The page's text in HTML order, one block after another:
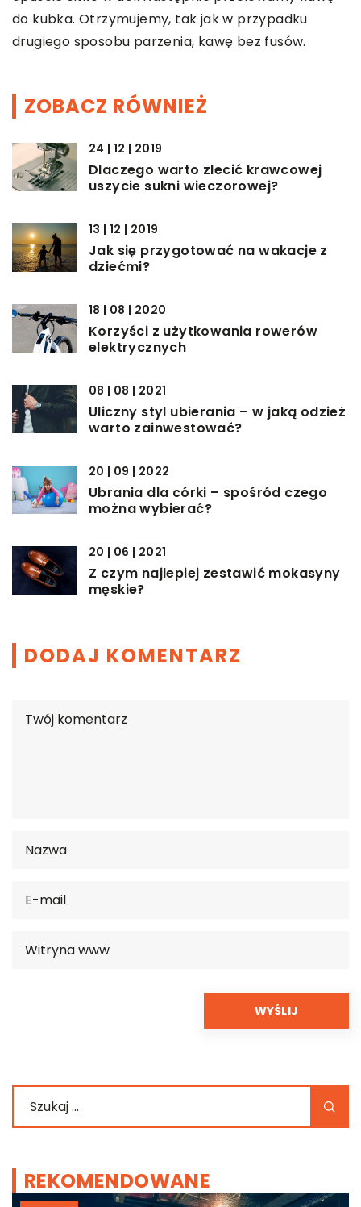
do kubka. Otrzymujemy, tak jak w przypadku
drugiego sposobu parzenia, kawę bez fusów.
ZOBACZ RÓWNIEŻ
24 | 12 | 2019
Dlaczego warto zlecić krawcowej
uszycie sukni wieczorowej?
13 | 12 | 2019
Jak się przygotować na wakacje z
dziećmi?
18 | 08 | 2020
Korzyści z użytkowania rowerów
elektrycznych
08 | 08 | 2021
Uliczny styl ubierania – w jaką odzież
warto zainwestować?
20 | 09 | 2022
Ubrania dla córki – spośród czego
można wybierać?
20 | 06 | 2021
Z czym najlepiej zestawić mokasyny
męskie?
DODAJ KOMENTARZ
REKOMENDOWANE